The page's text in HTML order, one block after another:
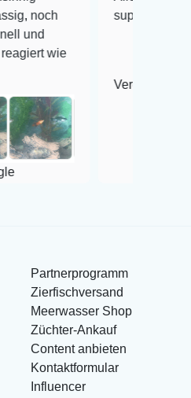
super Zustand. Gerne
Veröffentlicht auf Google
Partnerprogramm
Zierfischversand
Meerwasser Shop
Züchter-Ankauf
Content anbieten
Kontaktformular
Influencer